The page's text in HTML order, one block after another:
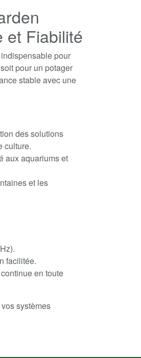
et Fiabilité
pour
pour un potager
stable avec une
des solutions
culture.
aux aquariums et
et les
facilitée.
en toute
systèmes